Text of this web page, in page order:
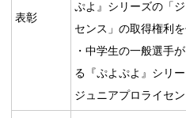
表彰
ぷよ』シリーズの「
センス」の取得権利を
・中学生の一般選手
る『ぷよぷよ』シリ
ジュニアプロライセ